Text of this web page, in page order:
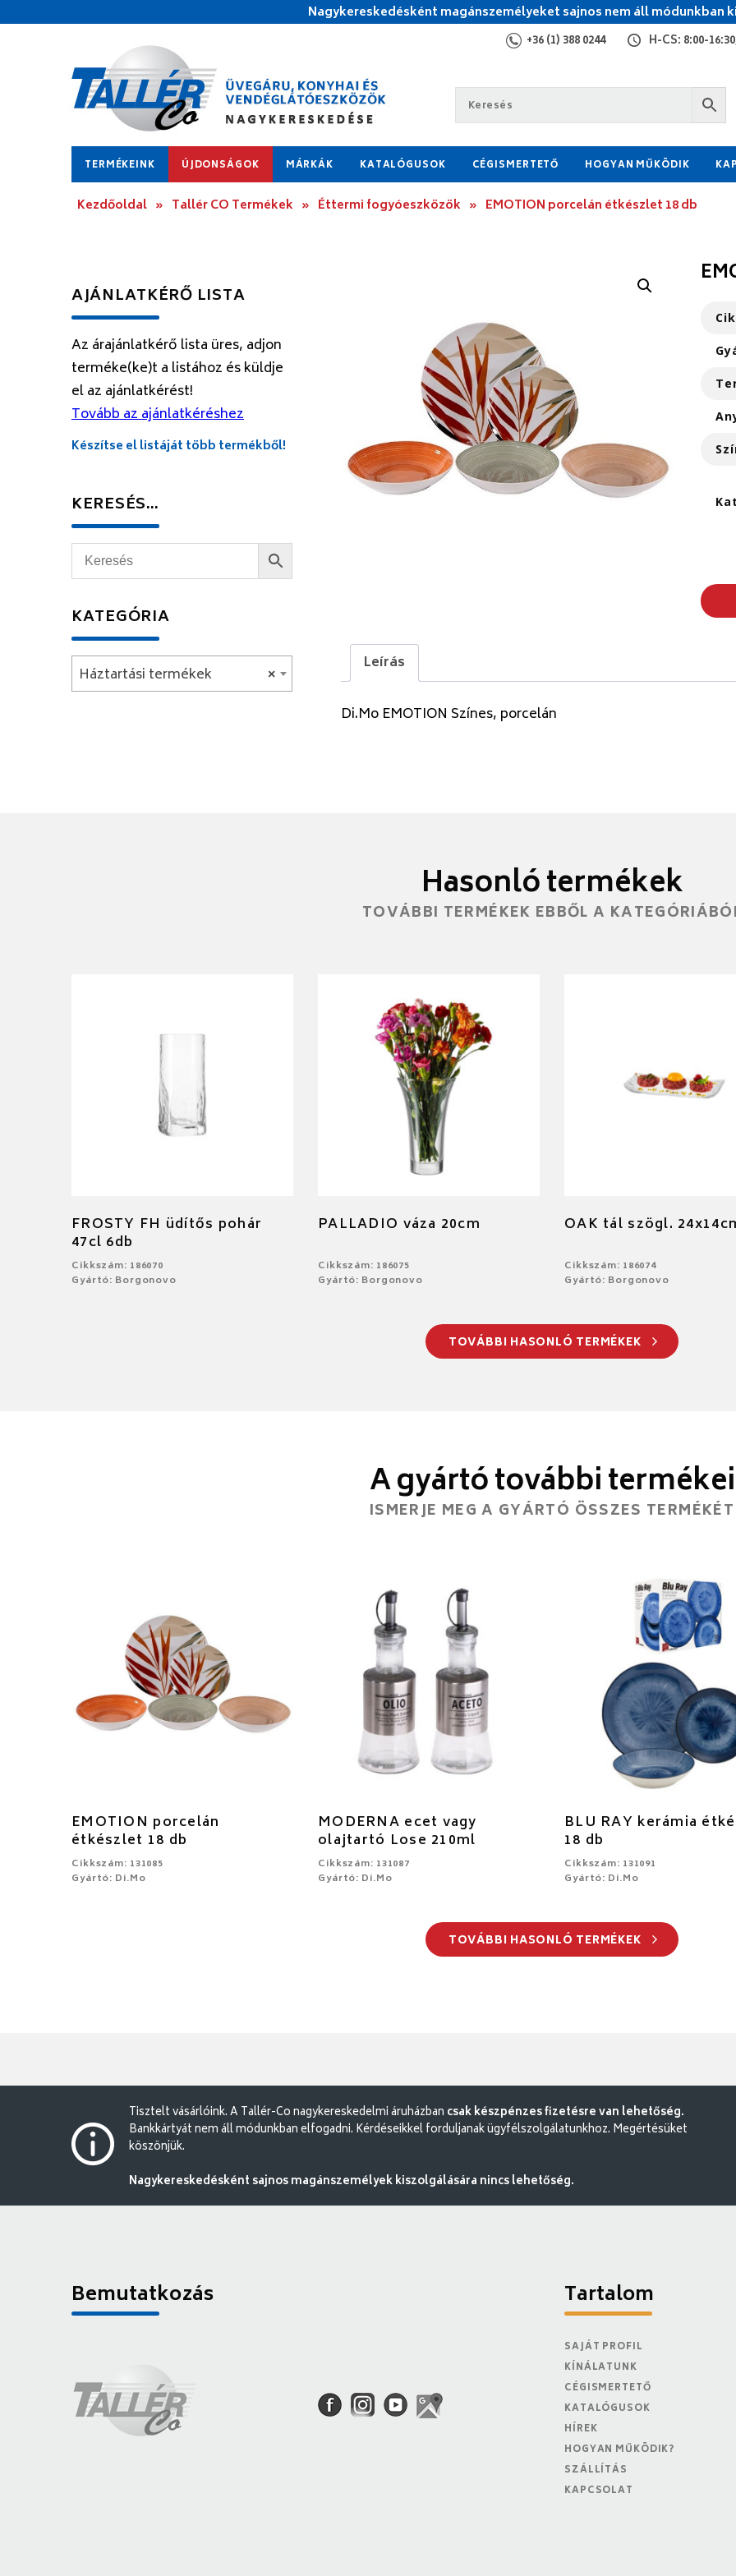
Nagykereskedésként magánszemélyeket sajnos nem áll módunkban
+36 (1) 388 0244 H-CS: 8:00-
TERMÉKEINK ÚJDONSÁGOK MÁRKÁK KATALÓGUSOK CÉGISMERTETŐ HOGYAN MŰKÖDIK
Kezdőoldal » Tallér CO Termékek » Éttermi fogyóeszközök » EMOTION porcelán étkészlet 18 db
Leírás
Di.Mo EMOTION Színes, porcelán
AJÁNLATKÉRŐ LISTA
Az árajánlatkérő lista üres, adjon
terméke(ke)t a listához és küldje
el az ajánlatkérést!
Tovább az ajánlatkéréshez
Készítse el listáját több termékből!
KERESÉS…
KATEGÓRIA
×
Háztartási termékek
Hasonló termékek
TOVÁBBI TERMÉKEK EBBŐL A
FROSTY FH üdítős pohár
47cl 6db
Cikkszám: 186070
Gyártó: Borgonovo
PALLADIO váza 20cm
Cikkszám: 186075
Gyártó: Borgonovo
OAK tál szögl.
Cikkszám: 186074
Gyártó: Borgonovo
TOVÁBBI HASONLÓ TERMÉKEK
A gyártó további termékei
ISMERJE MEG A GYÁRTÓ ÖSSZES TERMÉKÉT
EMOTION porcelán
étkészlet 18 db
Cikkszám: 131085
Gyártó: Di.Mo
MODERNA ecet vagy
olajtartó Lose 210ml
Cikkszám: 131087
Gyártó: Di.Mo
BLU RAY kerámia
18 db
Cikkszám: 131091
Gyártó: Di.Mo
TOVÁBBI HASONLÓ TERMÉKEK
Tisztelt vásárlóink. A Tallér-Co nagykereskedelmi áruházban csak készpénzes fizetésre van lehetőség.
Bankkártyát nem áll módunkban elfogadni. Kérdéseikkel forduljanak ügyfélszolgálatunkhoz. Megértésüket
köszönjük.
Nagykereskedésként sajnos magánszemélyek kiszolgálására nincs lehetőség.
Bemutatkozás Tartalom
SAJÁT PROFIL
KÍNÁLATUNK
CÉGISMERTETŐ
KATALÓGUSOK
HÍREK
HOGYAN MŰKÖDIK?
SZÁLLÍTÁS
KAPCSOLAT